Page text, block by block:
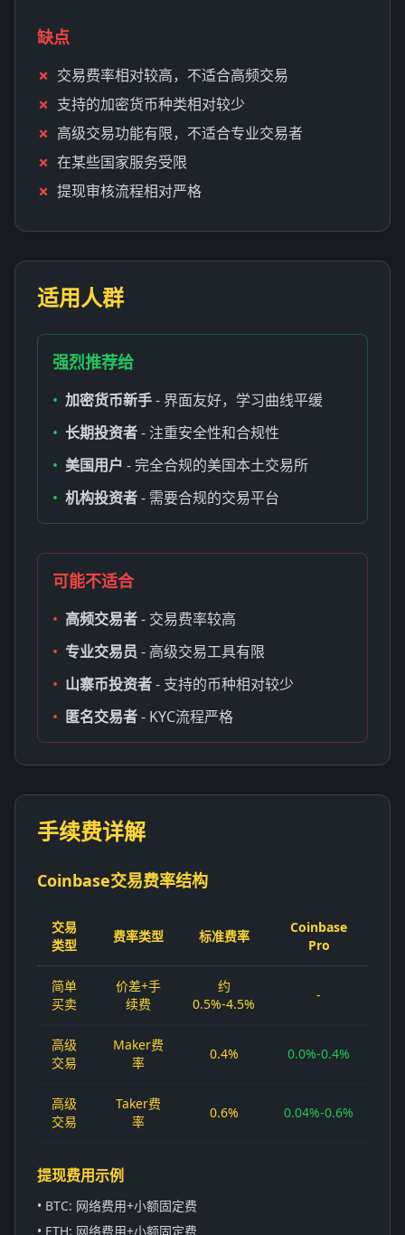
缺点
交易费率相对较高，不适合高频交易
支持的加密货币种类相对较少
高级交易功能有限，不适合专业交易者
在某些国家服务受限
提现审核流程相对严格
适用人群
强烈推荐给
• 加密货币新手- 界面友好，学习曲线平缓
• 长期投资者- 注重安全性和合规性
• 美国用户 - 完全合规的美国本土交易所
• 机构投资者- 需要合规的交易平台
可能不适合
• 高频交易者- 交易费率较高
• 专业交易员 - 高级交易工具有限
• 山寨币投资者- 支持的币种相对较少
• 匿名交易者- KYC流程严格
手续费详解
Coinbase交易费率结构
交易
类型
费率类型 标准费率
Coinbase
Pro
简单
买卖
价差+手
续费
约
0.5%-4.5%
-
高级
交易
Maker费
率
0.4% 0.0%-0.4%
高级
交易
Taker费
率
0.6% 0.04%-0.6%
提现费用示例
• BTC: 网络费用+小额固定费
• ETH: 网络费用+小额固定费